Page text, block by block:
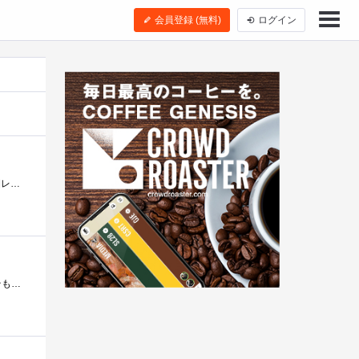
会員登録 (無料) ログイン
I-ODATA様、ジグソー様、この度はこのようなプレミアムレビューの機会をいただき、心より深くお礼申し上げます。今回レビューするのは、こちら�...
今回はIO-DATAのプレミアムレビューとなるalimo（IAT-PSR701）のレビューをさせていただこうと思う。■alimoのそもそもの成り立ちから…2010年の頭に開�...